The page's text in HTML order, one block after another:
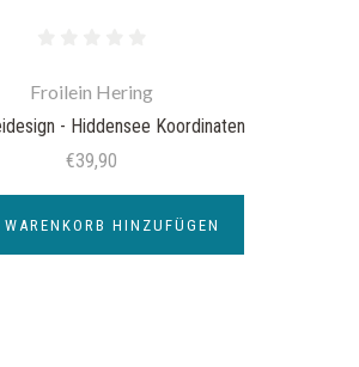
Froilein Hering
- Hiddensee Koordinaten
€39,90
HINZUFÜGEN